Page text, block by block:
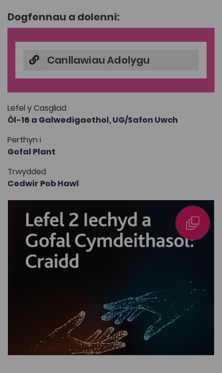
Dogfennau a dolenni:
Canllawiau Adolygu
Lefel y Casgliad
Ôl-16 a Galwedigaethol,UG/Safon Uwch
Perthyn i
Gofal Plant
Trwydded
Cedwir Pob Hawl